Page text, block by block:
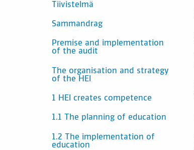
Tiivistelmä
Sammandrag
Premise and implementation
of the audit
The organisation and strategy
of the HEI
1 HEI creates competence
1.1 The planning of education
1.2 The implementation of
education